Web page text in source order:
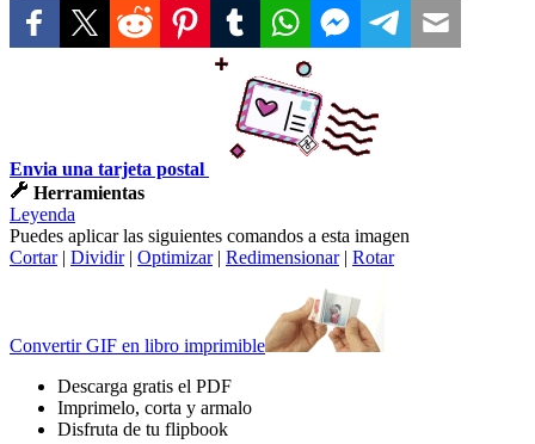
Envia una tarjeta postal
Herramientas
Leyenda
Puedes aplicar las siguientes comandos a esta imagen
Cortar| Dividir| Optimizar| Redimensionar| Rotar
Convertir GIF en libro imprimible
Descarga gratis el PDF
Imprimelo, corta y armalo
Disfruta de tu flipbook